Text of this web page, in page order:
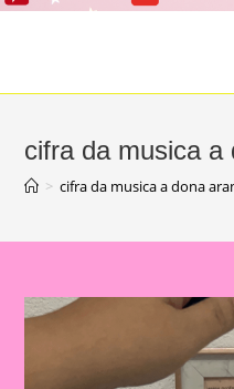
cifra da musica a
> cifra da musica a dona